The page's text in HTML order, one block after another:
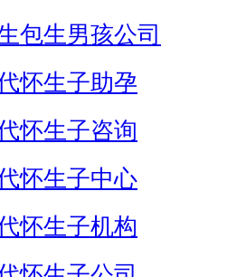
包生男孩公司
怀生子助孕
怀生子咨询
怀生子中心
怀生子机构